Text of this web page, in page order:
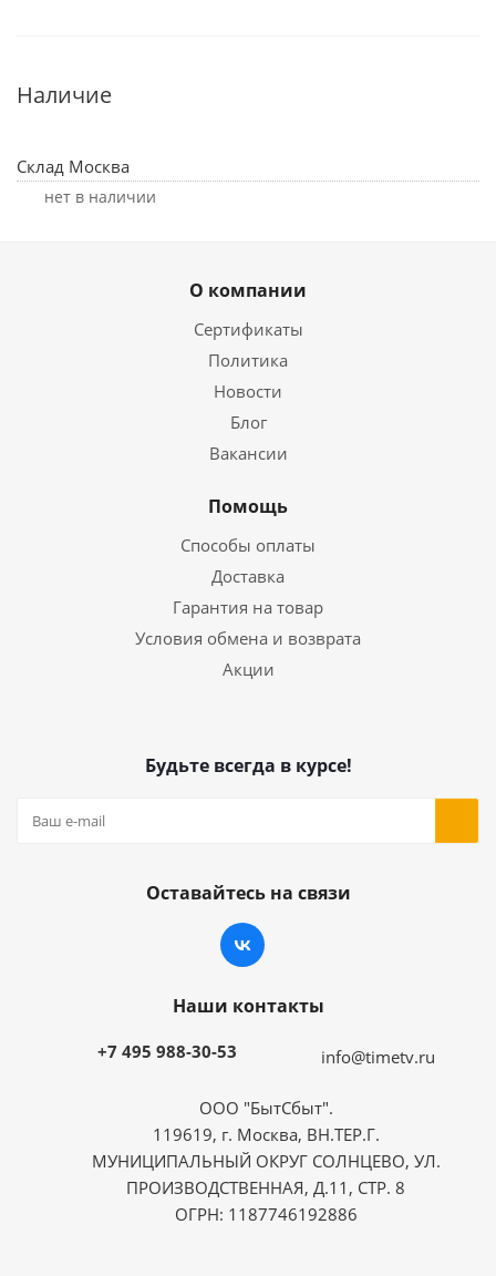
Наличие
Склад Москва
Нет в наличии
О компании
Сертификаты
Политика
Новости
Блог
Вакансии
Помощь
Способы оплаты
Доставка
Гарантия на товар
Условия обмена и возврата
Акции
Будьте всегда в курсе!
Оставайтесь на связи
Наши контакты
+7 495 988-30-53 info@timetv.ru
ООО "БытСбыт".
119619, г. Москва, ВН.ТЕР.Г.
МУНИЦИПАЛЬНЫЙ ОКРУГ СОЛНЦЕВО, УЛ.
ПРОИЗВОДСТВЕННАЯ, Д.11, СТР. 8
ОГРН: 1187746192886